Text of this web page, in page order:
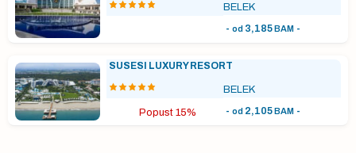
BELEK
- od 3,185BAM-
SUSESI LUXURY RESORT
BELEK
Popust 15% - od 2,105BAM-